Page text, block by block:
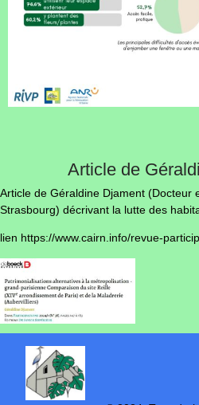
Article de
Article de Géraldine Djament (Docteur
Strasbourg) décrivant la lutte des
lien https://www.cairn.info/revue-